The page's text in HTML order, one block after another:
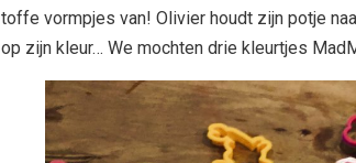
toffe vormpjes van! Olivier houdt zijn potje
op zijn kleur… We mochten drie kleurtjes